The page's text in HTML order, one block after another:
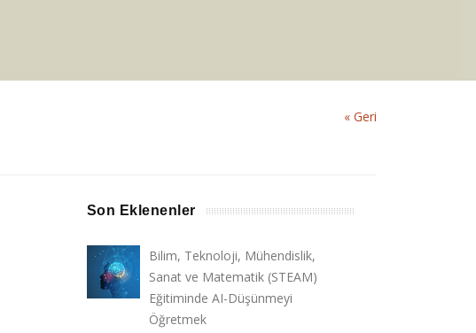
« Geri
Son Eklenenler
Bilim, Teknoloji, Mühendislik,
Sanat ve Matematik (STEAM)
Eğitiminde AI-Düşünmeyi
Öğretmek